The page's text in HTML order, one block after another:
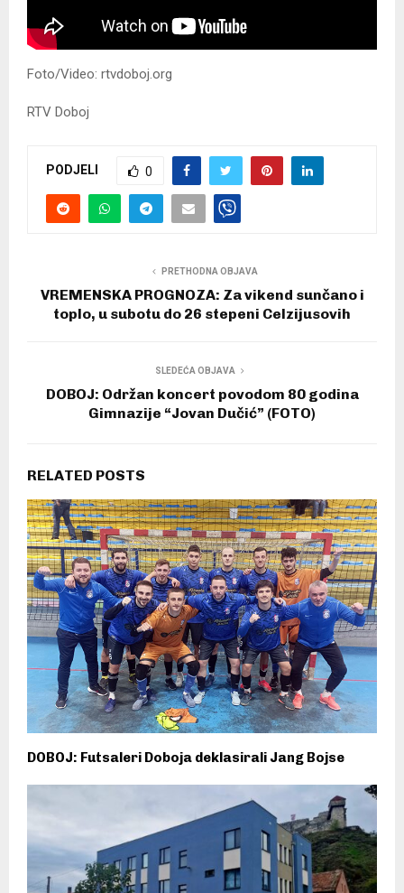
Foto/Video: rtvdoboj.org
RTV Doboj
PODJELI 0
PRETHODNA OBJAVA
VREMENSKA PROGNOZA: Za vikend sunčano i
toplo, u subotu do 26 stepeni Celzijusovih
SLEDEĆA OBJAVA
DOBOJ: Održan koncert povodom 80 godina
Gimnazije “Jovan Dučić” (FOTO)
RELATED POSTS
DOBOJ: Futsaleri Doboja deklasirali Jang Bojse